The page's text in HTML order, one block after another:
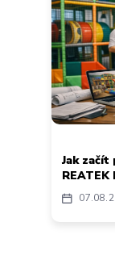
07 08
Jak